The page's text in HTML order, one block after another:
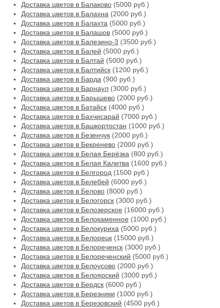
Доставка цветов в Балаково (5000 руб.)
Доставка цветов в Балахна (2000 руб.)
Доставка цветов в Балахта (5000 руб.)
Доставка цветов в Балашов (5000 руб.)
Доставка цветов в Балезино-3 (3500 руб.)
Доставка цветов в Балей (5000 руб.)
Доставка цветов в Балтай (5000 руб.)
Доставка цветов в Балтийск (1200 руб.)
Доставка цветов в Барда (900 руб.)
Доставка цветов в Барнаул (3000 руб.)
Доставка цветов в Барышево (2000 руб.)
Доставка цветов в Батайск (4000 руб.)
Доставка цветов в Бахчисарай (7000 руб.)
Доставка цветов в Башкортостан (1000 руб.)
Доставка цветов в Безенчук (2000 руб.)
Доставка цветов в Бекренево (2000 руб.)
Доставка цветов в Белая Берёзка (800 руб.)
Доставка цветов в Белая Калитва (1600 руб.)
Доставка цветов в Белгород (1500 руб.)
Доставка цветов в Белебей (6000 руб.)
Доставка цветов в Белово (8000 руб.)
Доставка цветов в Белогорск (3000 руб.)
Доставка цветов в Белозерское (16000 руб.)
Доставка цветов в Белокаменное (1000 руб.)
Доставка цветов в Белокуриха (5000 руб.)
Доставка цветов в Белорецк (15000 руб.)
Доставка цветов в Белореченск (3000 руб.)
Доставка цветов в Белореченский (5000 руб.)
Доставка цветов в Белоусово (2000 руб.)
Доставка цветов в Белоярский (3000 руб.)
Доставка цветов в Бердск (6000 руб.)
Доставка цветов в Березники (1000 руб.)
Доставка цветов в Березовский (4500 руб.)